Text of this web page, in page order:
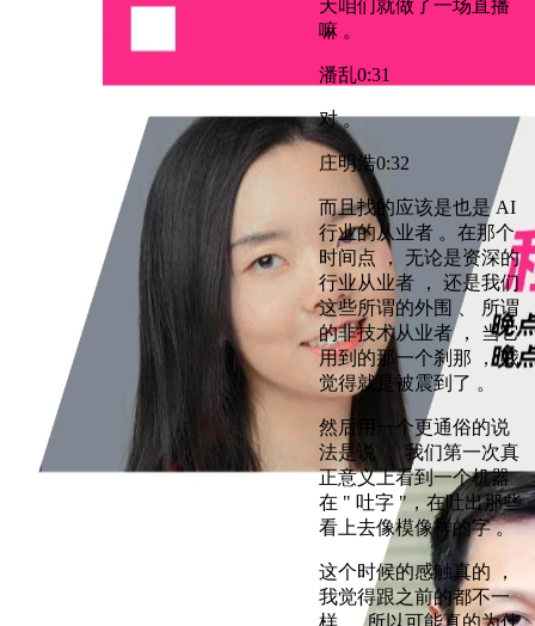
天咱们就做了一场直播
嘛 。
潘乱0:31
对 。
庄明浩0:32
而且找的应该是也是 AI
行业的从业者 。在那个
时间点 ， 无论是资深的
行业从业者 ， 还是我们
这些所谓的外围 、 所谓
的非技术从业者 ， 当它
用到的那一个刹那 ， 我
觉得就是被震到了 。
然后用一个更通俗的说
法是说 ， 我们第一次真
正意义上看到一个机器
在 " 吐字 "，在吐出那些
看上去像模像样的字 。
这个时候的感触真的 ，
我觉得跟之前的都不一